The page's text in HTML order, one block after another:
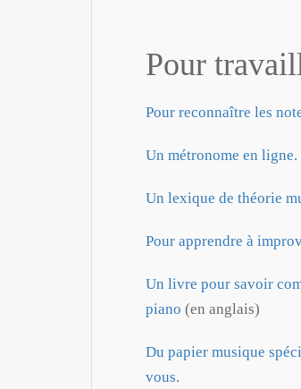
Pour
Pour reconnaître les
Un métronome en ligne.
Un lexique de théorie
Pour apprendre à
Un livre pour savoir
piano (en anglais)
Du papier musique
vous.